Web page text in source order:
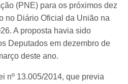
(PNE) para os próximos dez
no Diário Oficial da União na
A proposta havia sido
Deputados em dezembro de
deste ano.
nº 13.005/2014, que previa